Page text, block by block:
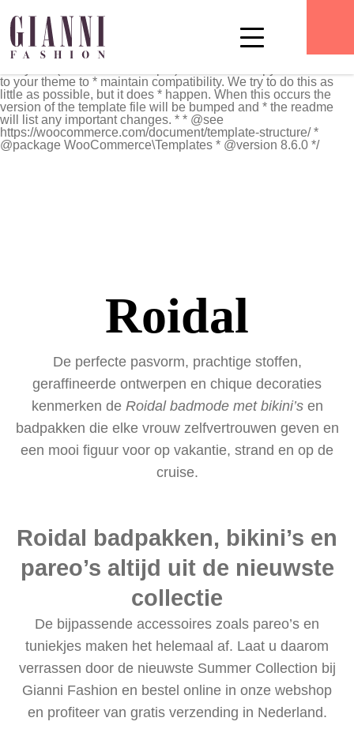
main shop page which is a post type archive * * This template
can be overridden by copying it to
yourtheme/woocommerce/archive-product.php. * * HOWEVER,
on occasion WooCommerce will need to update template files
to your theme to * maintain compatibility. We try to do this as
little as possible, but it does * happen. When this occurs the
version of the template file will be bumped and * the readme
will list any important changes. * * @see
https://woocommerce.com/document/template-structure/ *
@package WooCommerce\Templates * @version 8.6.0 */
Roidal
De perfecte pasvorm, prachtige stoffen,
geraffineerde ontwerpen en chique decoraties
kenmerken de Roidal badmode met bikini’sen
badpakken die elke vrouw zelfvertrouwen geven en
een mooi figuur voor op vakantie, strand en op de
cruise.
Roidal badpakken, bikini’s en
pareo’s altijd uit de nieuwste
collectie
De bijpassende accessoires zoals pareo’s en
tuniekjes maken het helemaal af. Laat u daarom
verrassen door de nieuwste Summer Collection bij
Gianni Fashion en bestel online in onze webshop
en profiteer van gratis verzending in Nederland.